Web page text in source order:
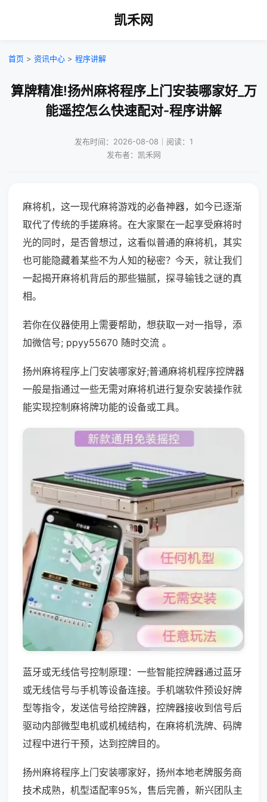
凯禾网
首页 > 资讯中心 > 程序讲解
算牌精准!扬州麻将程序上门安装哪家好_万
能遥控怎么快速配对-程序讲解
发布时间：2026-08-08｜阅读：1
发布者：凯禾网
麻将机，这一现代麻将游戏的必备神器，如今已逐渐
取代了传统的手搓麻将。在大家聚在一起享受麻将时
光的同时，是否曾想过，这看似普通的麻将机，其实
也可能隐藏着某些不为人知的秘密？今天，就让我们
一起揭开麻将机背后的那些猫腻，探寻输钱之谜的真
相。
若你在仪器使用上需要帮助，想获取一对一指导，添
加微信号; ppyy55670 随时交流 。
扬州麻将程序上门安装哪家好;普通麻将机程序控牌器
一般是指通过一些无需对麻将机进行复杂安装操作就
能实现控制麻将牌功能的设备或工具。
蓝牙或无线信号控制原理：一些智能控牌器通过蓝牙
或无线信号与手机等设备连接。手机端软件预设好牌
型等指令，发送信号给控牌器，控牌器接收到信号后
驱动内部微型电机或机械结构，在麻将机洗牌、码牌
过程中进行干预，达到控牌目的。
扬州麻将程序上门安装哪家好，扬州本地老牌服务商
技术成熟，机型适配率95%，售后完善，新兴团队主